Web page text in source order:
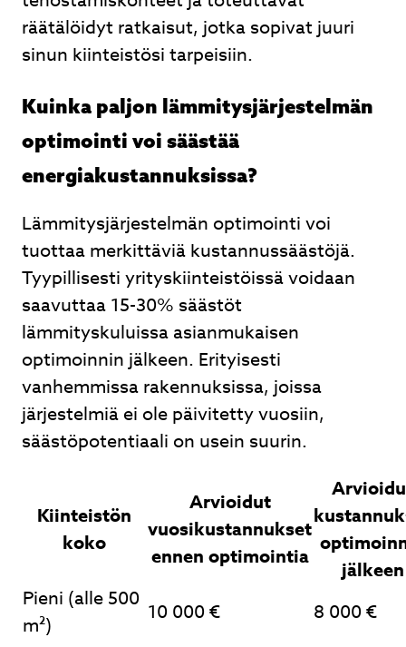
räätälöidyt ratkaisut, jotka sopivat juuri
sinun kiinteistösi tarpeisiin.
Kuinka paljon lämmitysjärjestelmän
optimointi voi säästää
energiakustannuksissa?
Lämmitysjärjestelmän optimointi voi
tuottaa merkittäviä kustannussäästöjä.
Tyypillisesti yrityskiinteistöissä voidaan
saavuttaa 15-30% säästöt
lämmityskuluissa asianmukaisen
optimoinnin jälkeen. Erityisesti
vanhemmissa rakennuksissa, joissa
järjestelmiä ei ole päivitetty vuosiin,
säästöpotentiaali on usein suurin.
Kiinteistön
koko
Arvioidut
vuosikustannukset
ennen optimointia
jälkeen
Pieni (alle 500
m²)
10 000 €
8 000 €